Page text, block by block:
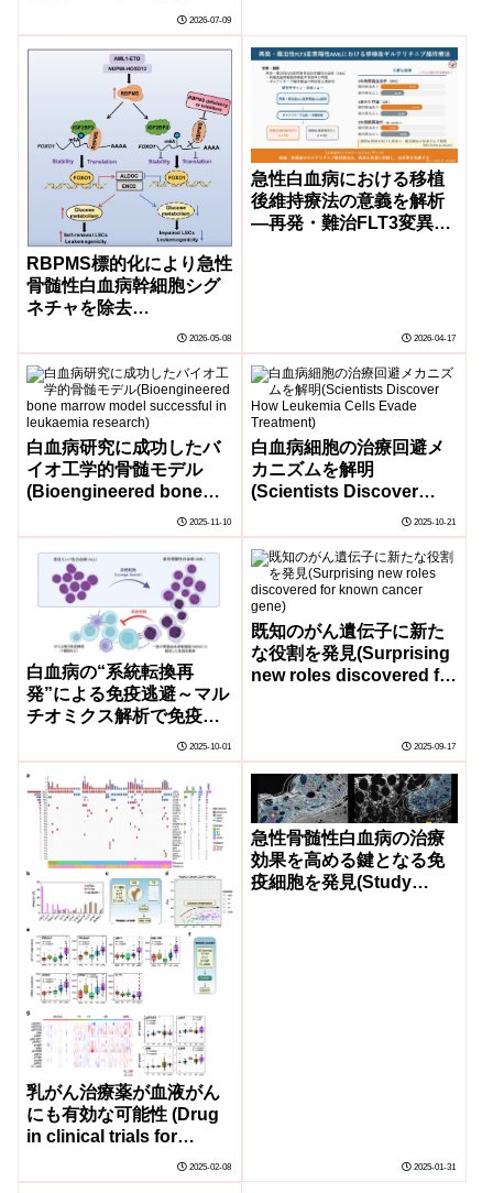
療～
2026-07-09
RBPMS標的化により急性
骨髄性白血病幹細胞シグ
ネチャを除去
（Targeting RBPMS
Selectively Eliminates
FOXO1-mediated Stem
Cell Signatures in Acute
Myeloid Leukemia）
2026-05-08
急性白血病における移植
後維持療法の意義を解析
―再発・難治FLT3変異陽
2026-04-17
白血病研究に成功したバ
イオ工学的骨髄モデル
(Bioengineered bone
successful in leukaemia
research)
2025-11-10
白血病細胞の治療回避メ
カニズムを解明
(Scientists Discover
How Leukemia Cells
Evade Treatment)
2025-10-21
白血病の“系統転換再
発”による免疫逃避～マル
チオミクス解析で免疫抑
2025-10-01
既知のがん遺伝子に新た
な役割を発見(Surprising
new roles discovered for
2025-09-17
乳がん治療薬が血液がん
にも有効な可能性 (Drug
in clinical trials for
breast cancer could also
treat some blood
2025-02-08
急性骨髄性白血病の治療
効果を高める鍵となる免
疫細胞を発見(Study
2025-01-31